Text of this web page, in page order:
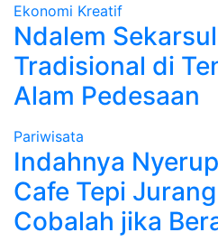
Ekonomi Kreatif
Ndalem
Tradisional di
Alam Pedesaan
Pariwisata
Indahnya
Cafe Tepi
Cobalah jika